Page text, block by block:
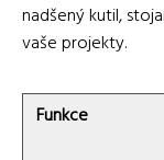
nadšený kutil,
vaše projekty.
Funkce